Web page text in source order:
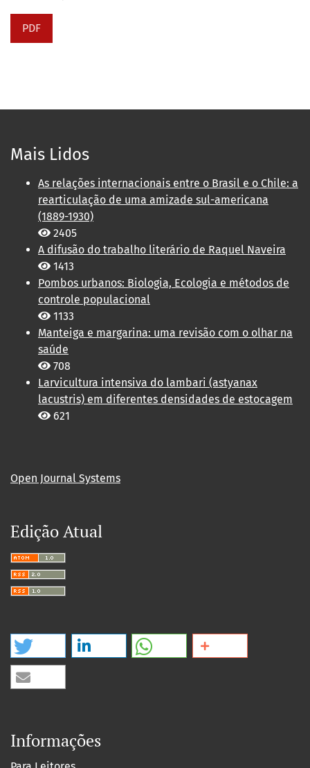
PDF
Mais Lidos
As relações internacionais entre o Brasil e o Chile: a
rearticulação de uma amizade sul-americana
(1889-1930)
2405
A difusão do trabalho literário de Raquel Naveira
1413
Pombos urbanos: Biologia, Ecologia e métodos de
controle populacional
1133
Manteiga e margarina: uma revisão com o olhar na
saúde
708
Larvicultura intensiva do lambari (astyanax
lacustris) em diferentes densidades de estocagem
621
Open Journal Systems
Edição Atual
Informações